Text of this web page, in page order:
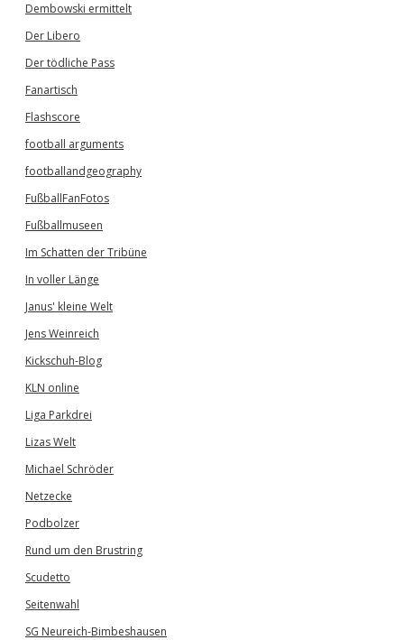
Dembowski ermittelt
Der Libero
Der tödliche Pass
Fanartisch
Flashscore
football arguments
footballandgeography
FußballFanFotos
Fußballmuseen
Im Schatten der Tribüne
In voller Länge
Janus' kleine Welt
Jens Weinreich
Kickschuh-Blog
KLN online
Liga Parkdrei
Lizas Welt
Michael Schröder
Netzecke
Podbolzer
Rund um den Brustring
Scudetto
Seitenwahl
SG Neureich-Bimbeshausen